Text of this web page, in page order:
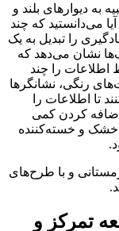
به دیوارهای بلند و
می‌دانستید که چند
را تبدیل به یک
نشان می‌دهد که
اطلاعات را چند
رنگی، نشانگرها
تا اطلاعات را
اضافه کردن کمی
خشک و خسته‌کننده
و با طرح‌های
تمرکز و